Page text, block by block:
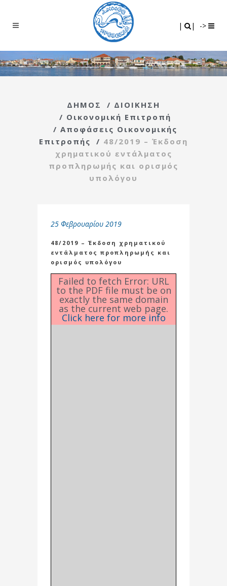
| | ->
ΔΗΜΟΣ / ΔΙΟΙΚΗΣΗ
/ Οικονομική Επιτροπή
/ Αποφάσεις Οικονομικής
Επιτροπής
/ 48/2019 – Έκδοση
χρηματικού εντάλματος
προπληρωμής και ορισμός
υπολόγου
25 Φεβρουαρίου 2019
48/2019 – Έκδοση χρηματικού
εντάλματος προπληρωμής και
ορισμός υπολόγου
Failed to fetch Error: URL
to the PDF file must be on
exactly the same domain
as the current web page.
Click here for more info